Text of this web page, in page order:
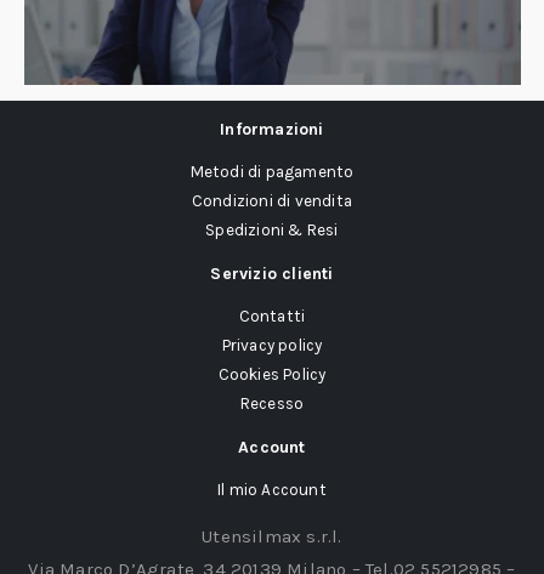
Informazioni
Metodi di pagamento
Condizioni di vendita
Spedizioni & Resi
Servizio clienti
Contatti
Privacy policy
Cookies Policy
Recesso
Account
Il mio Account
Utensilmax s.r.l.
Via Marco D’Agrate, 34 20139 Milano – Tel.02 55212985 –